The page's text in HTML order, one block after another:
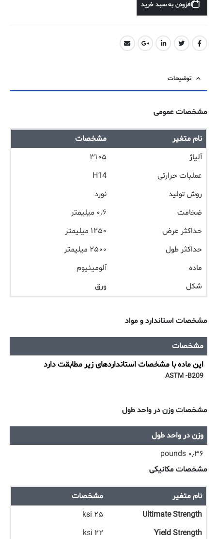
افزودن به سبد خرید
توضیحات
مشخصات عمومی
نام متغیر
مشخصات
آلیاژ
۳۱۰۵
عملبات حرارتی
H14
روش تولید
نورد
ضخامت
۰٫۶ میلیمتر
حداکثر عرض
۱۲۵۰ میلیمتر
حداکثر طول
۲۵۰۰ میلیمتر
ماده
آلومینیوم
شکل
ورق
مشخصات استاندارد و مواد
مشخصات
این ماده با مشخصات استانداردهای زیر مطابقت دارد
ASTM -B209
مشخصات وزن در واحد طول
وزن در واحد طول
۰٫۳۶ pounds
مشخصات مکانیکی
نام متغیر
مشخصات
Ultimate Strength
۲۵ ksi
Yield Strength
۲۲ ksi